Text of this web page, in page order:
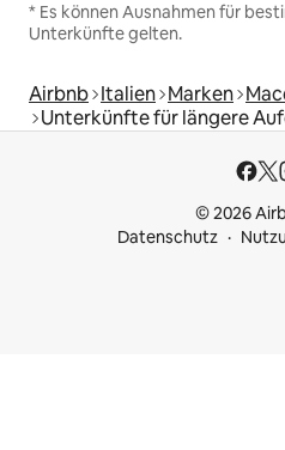
* Es können Ausnahmen für
Unterkünfte gelten.
Airbnb Italien Marken
Unterkünfte für längere
© 2026
Datenschutz